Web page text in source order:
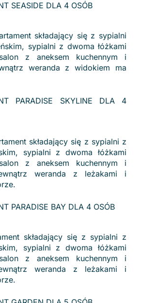
SEASIDE DLA 4 OSÓB
składający się z sypialni
sypialni z dwoma łóżkami
z aneksem kuchennym i
weranda z widokiem ma
PARADISE SKYLINE DLA 4
składający się z sypialni z
sypialni z dwoma łóżkami
z aneksem kuchennym i
weranda z leżakami i
PARADISE BAY DLA 4 OSÓB
składający się z sypialni z
sypialni z dwoma łóżkami
z aneksem kuchennym i
weranda z leżakami i